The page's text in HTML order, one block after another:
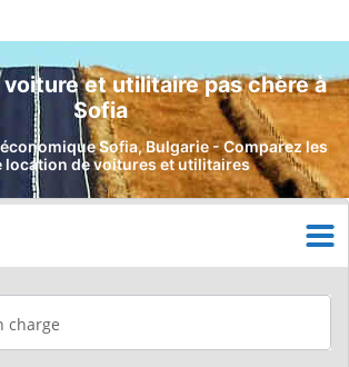
et utilitaire pas chère à
Sofia
Sofia, Bulgarie - Comparez les
location de voitures et utilitaires
charge